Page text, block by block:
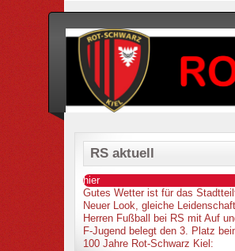
RS aktuell
hier
Gutes Wetter ist für das
Neuer Look, gleiche
Herren Fußball bei RS mit Auf
F-Jugend belegt den 3. Platz
100 Jahre Rot-Schwarz Kiel :